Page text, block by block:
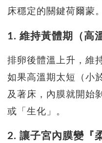
床穩定的關鍵荷爾蒙。
1. 維持黃體期（高
排卵後體溫上升，維
如果高溫期太短（小
及著床，內膜就開始
或「生化」。
2. 讓子宮內膜變『